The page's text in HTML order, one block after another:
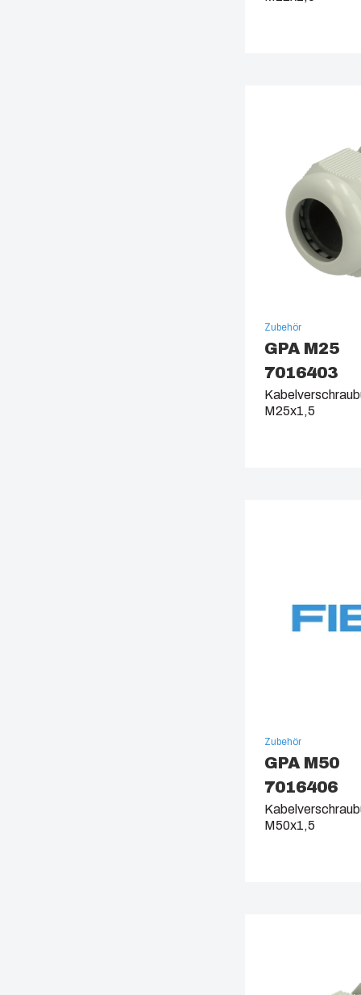
Zubehör
GPA M25
7016403
M25x1,5
Zubehör
GPA M50
7016406
M50x1,5